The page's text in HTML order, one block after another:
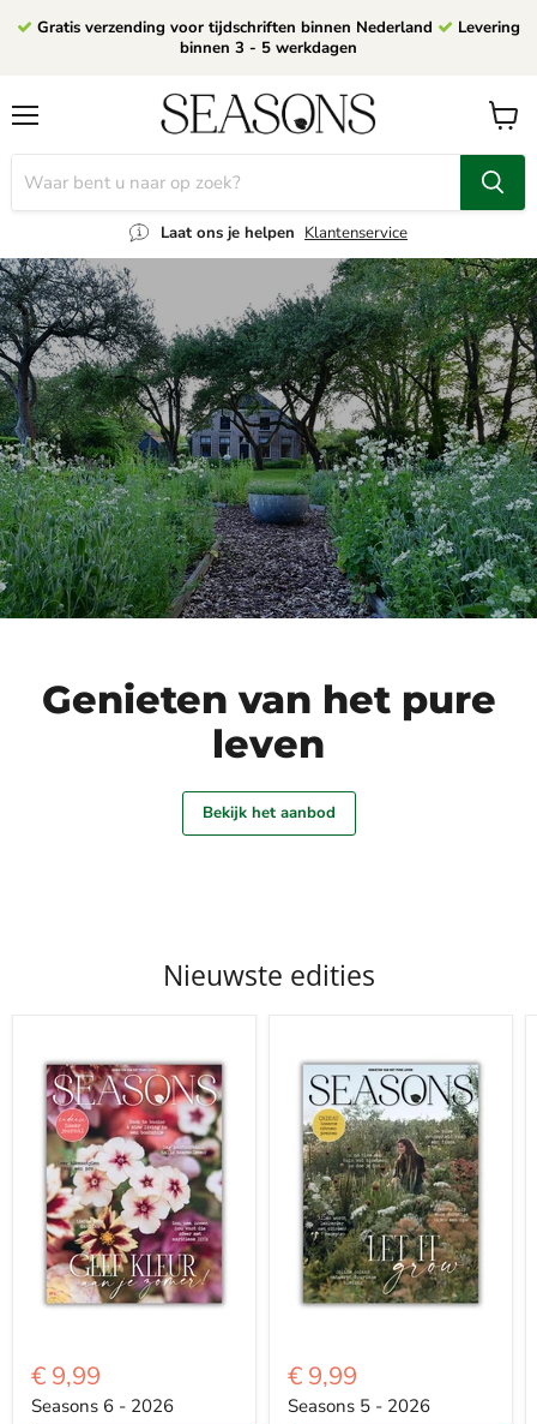
Gratis verzending voor tijdschriften binnen Nederland
Levering
binnen 3 - 5 werkdagen
Laat ons je helpen Klantenservice
Genieten van het pure
leven
Bekijk het aanbod
Nieuwste edities
€ 9,99
Seasons 6 - 2026
€ 9,99
Seasons 5 - 2026